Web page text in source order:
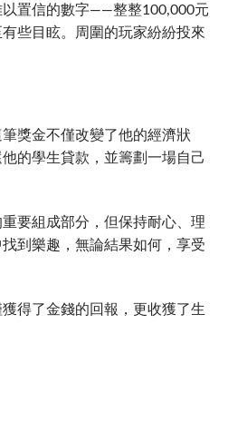
以置信的數字——整整100,000元
些目眩。周圍的玩家紛紛投來
獎金不僅改變了他的經濟狀
的學生貸款，並籌劃一場自己
要組成部分，但保持耐心、理
到樂趣，無論結果如何，享受
得了金錢的回報，更收獲了生